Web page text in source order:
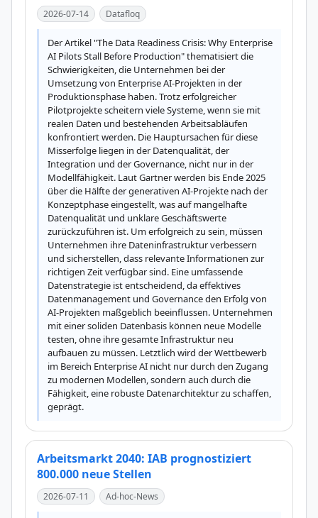
2026-07-14 Datafloq
Der Artikel "The Data Readiness Crisis: Why Enterprise
AI Pilots Stall Before Production" thematisiert die
Schwierigkeiten, die Unternehmen bei der
Umsetzung von Enterprise AI-Projekten in der
Produktionsphase haben. Trotz erfolgreicher
Pilotprojekte scheitern viele Systeme, wenn sie mit
realen Daten und bestehenden Arbeitsabläufen
konfrontiert werden. Die Hauptursachen für diese
Misserfolge liegen in der Datenqualität, der
Integration und der Governance, nicht nur in der
Modellfähigkeit. Laut Gartner werden bis Ende 2025
über die Hälfte der generativen AI-Projekte nach der
Konzeptphase eingestellt, was auf mangelhafte
Datenqualität und unklare Geschäftswerte
zurückzuführen ist. Um erfolgreich zu sein, müssen
Unternehmen ihre Dateninfrastruktur verbessern
und sicherstellen, dass relevante Informationen zur
richtigen Zeit verfügbar sind. Eine umfassende
Datenstrategie ist entscheidend, da effektives
Datenmanagement und Governance den Erfolg von
AI-Projekten maßgeblich beeinflussen. Unternehmen
mit einer soliden Datenbasis können neue Modelle
testen, ohne ihre gesamte Infrastruktur neu
aufbauen zu müssen. Letztlich wird der Wettbewerb
im Bereich Enterprise AI nicht nur durch den Zugang
zu modernen Modellen, sondern auch durch die
Fähigkeit, eine robuste Datenarchitektur zu schaffen,
geprägt.
Arbeitsmarkt 2040: IAB prognostiziert
800.000 neue Stellen
2026-07-11 Ad-hoc-News